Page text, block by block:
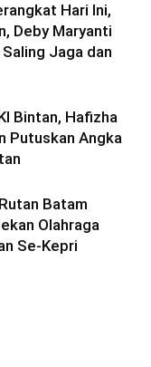
Hari Ini,
Deby Maryanti
Jaga dan
Bintan, Hafizha
Putuskan Angka
Batam
Olahraga
Se-Kepri